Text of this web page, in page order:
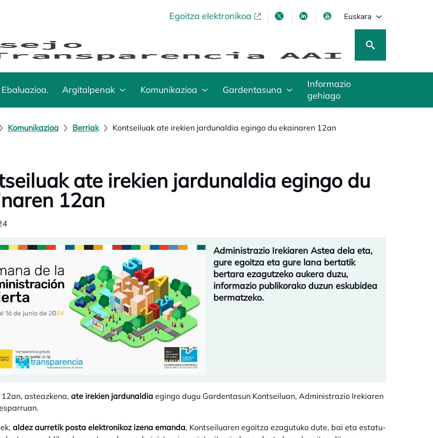
Egoitza elektronikoaopens in a new tabopens in a new tab
opens in a new tab
opens in a new tab
Euskara
Ebaluazioa. Argitalpenak Komunikazioa Gardentasuna
Informazio
gehiago
Komunikazioa Berriak Kontseiluak ate irekien jardunaldia egingo du ekainaren 12an
ate irekien jardunaldia egingo du
12an
Administrazio Irekiaren Astea dela eta,
gure egoitza eta gure lana bertatik
bertara ezagutzeko aukera duzu,
informazio publikorako duzun eskubidea
bermatzeko.
12an, asteazkena, ate irekien jardunaldia egingo dugu Gardentasun Kontseiluan, Administrazio Irekiaren
aldez aurretik posta elektronikoz izena emanda, Kontseiluaren egoitza ezagutuko dute, bai eta estatu-